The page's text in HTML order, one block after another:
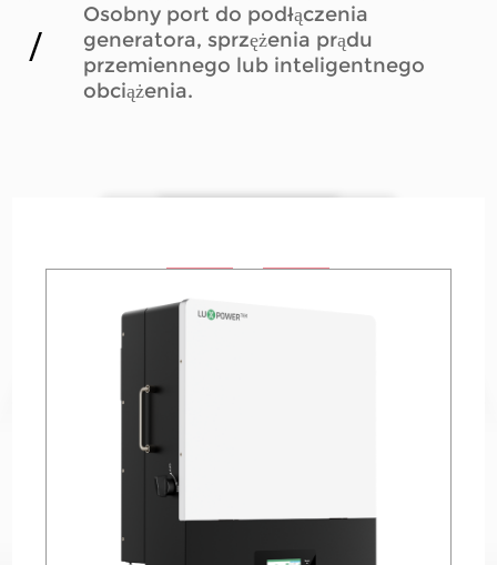
Osobny port do podłączenia
generatora, sprzężenia prądu
przemiennego lub inteligentnego
obciążenia.